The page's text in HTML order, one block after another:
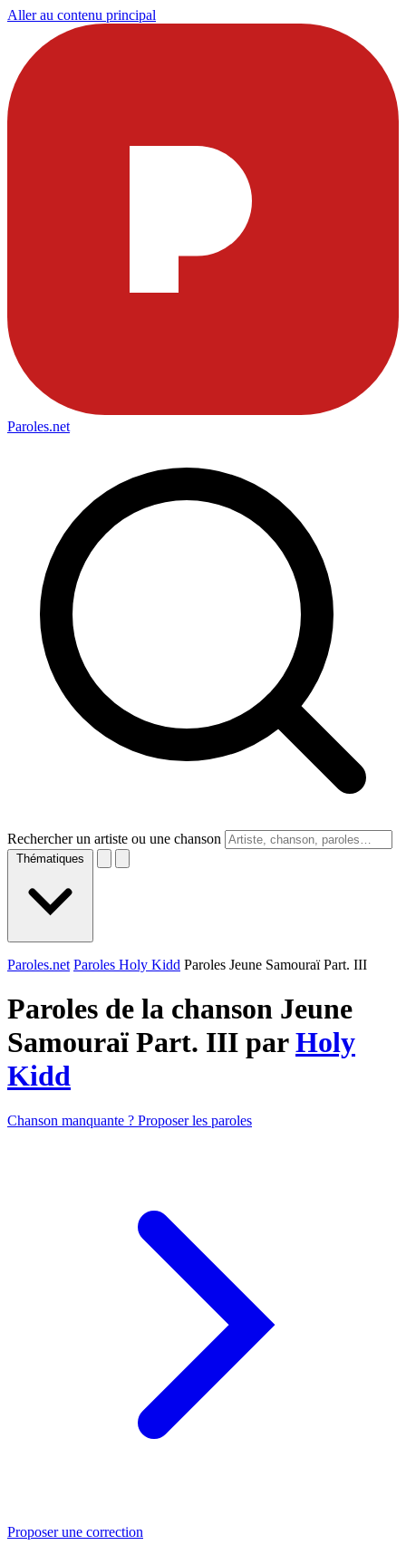
Aller au contenu principal
Paroles.net
Rechercher un artiste ou une chanson
Thématiques
Paroles.net Paroles Holy Kidd Paroles Jeune Samouraï Part. III
Paroles de la chanson Jeune
Samouraï Part. III parHoly
Kidd
Chanson manquante ? Proposer les paroles
Proposer une correction